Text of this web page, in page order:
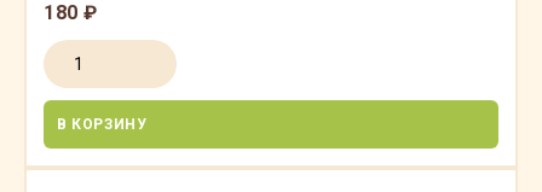
180 ₽
В КОРЗИНУ